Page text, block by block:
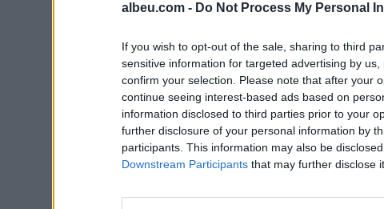
albeu.com - Do Not Process My Personal
If you wish to opt-out of the sale, sharing to third
sensitive information for targeted advertising by
confirm your selection. Please note that after your
continue seeing interest-based ads based on
information disclosed to third parties prior to your
further disclosure of your personal information by
participants. This information may also be
Downstream Participants that may further disclose